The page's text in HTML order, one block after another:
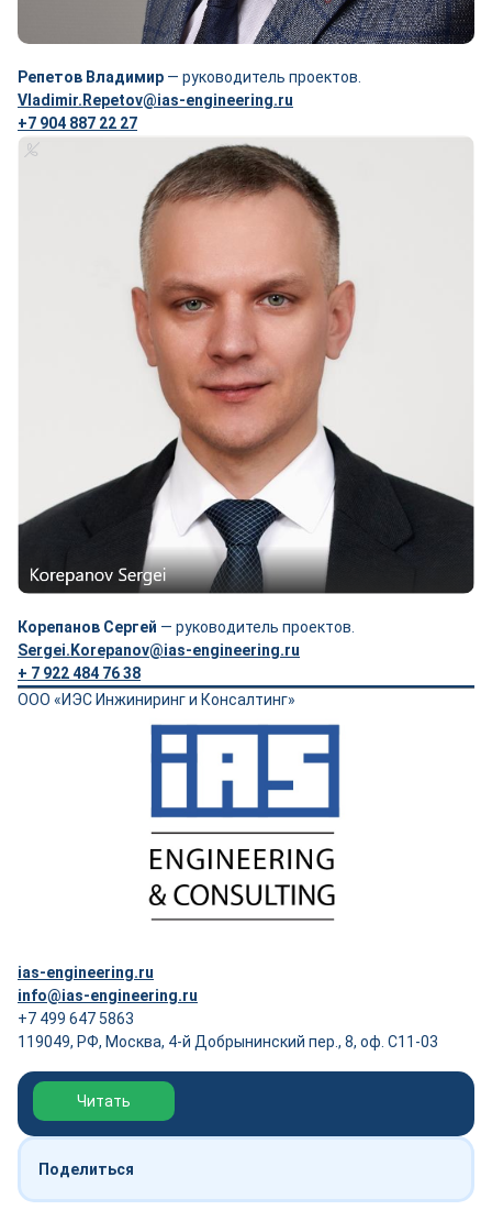
Репетов Владимир — руководитель проектов.
Vladimir.Repetov@ias-engineering.ru
+7 904 887 22 27
Корепанов Сергей — руководитель проектов.
Sergei.Korepanov@ias-engineering.ru
+ 7 922 484 76 38
ООО «ИЭС Инжиниринг и Консалтинг»
ias-engineering.ru
info@ias-engineering.ru
+7 499 647 5863
119049, РФ, Москва, 4-й Добрынинский пер., 8, оф. С11-03
Обзор выставки Нефтегаз-2026
Читать
Поделиться